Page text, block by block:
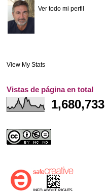
Ver todo mi perfil
View My Stats
Vistas de página en total
1,680,733